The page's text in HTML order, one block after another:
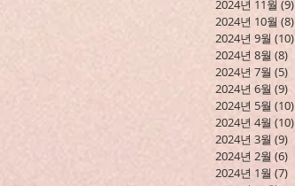
2024년 11월 (9)
2024년 10월 (8)
2024년 9월 (10)
2024년 8월 (8)
2024년 7월 (5)
2024년 6월 (9)
2024년 5월 (10)
2024년 4월 (10)
2024년 3월 (9)
2024년 2월 (6)
2024년 1월 (7)